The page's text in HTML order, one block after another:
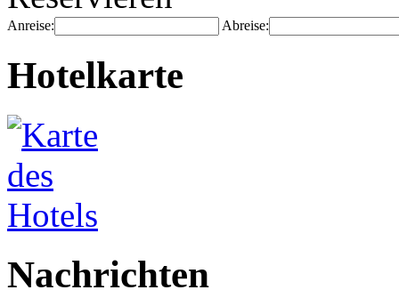
Anreise: Abreise:
Hotelkarte
Nachrichten